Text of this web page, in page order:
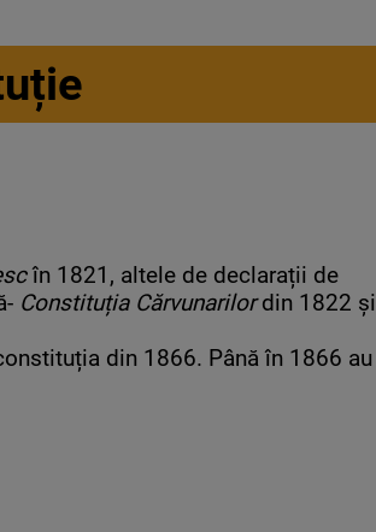
în 1821, altele de declarații de
Constituția Cărvunarilordin 1822 și
din 1866. Până în 1866 au